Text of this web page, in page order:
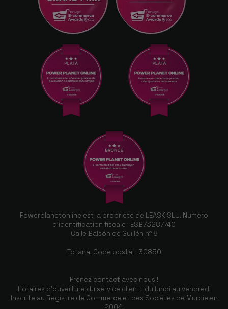
Powerplanetonline est la propriété de LEASK SLU. Numéro
d'identification fiscale : ESB73287740
Calle Balsón de Guillén nº 8
Totana, Code postal : 30850
Prenez contact avec nous !
Horaires d'ouverture du service client : du lundi au vendredi
Inscrite au Registre de Commerce et des Sociétés de Murcie en
2004.